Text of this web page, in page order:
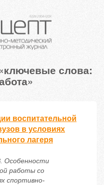
слова:
воспитательной
в условиях
лагеря
Особенности
работы со
спортивно-